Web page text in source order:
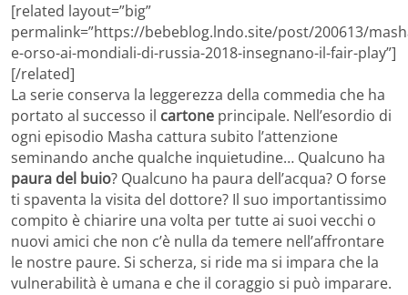
[related layout=”big”
permalink=”https://bebeblog.lndo.site/post/200613/
e-orso-ai-mondiali-di-russia-2018-insegnano-il-fair-play”]
[/related]
La serie conserva la leggerezza della commedia che ha
portato al successo il cartone principale. Nell’esordio di
ogni episodio Masha cattura subito l’attenzione
seminando anche qualche inquietudine… Qualcuno ha
paura del buio? Qualcuno ha paura dell’acqua? O forse
ti spaventa la visita del dottore? Il suo importantissimo
compito è chiarire una volta per tutte ai suoi vecchi o
nuovi amici che non c’è nulla da temere nell’affrontare
le nostre paure. Si scherza, si ride ma si impara che la
vulnerabilità è umana e che il coraggio si può imparare.